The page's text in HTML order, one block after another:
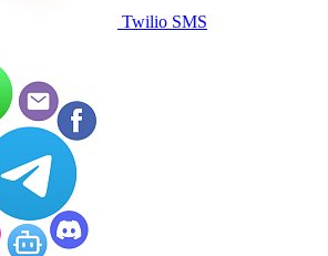
Twilio SMS